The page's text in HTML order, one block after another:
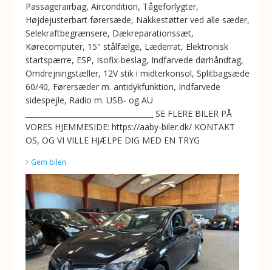
Passagerairbag, Aircondition, Tågeforlygter,
Højdejusterbart førersæde, Nakkestøtter ved alle sæder,
Selekraftbegrænsere, Dækreparationssæt,
Kørecomputer, 15" stålfælge, Læderrat, Elektronisk
startspærre, ESP, Isofix-beslag, Indfarvede dørhåndtag,
Omdrejningstæller, 12V stik i midterkonsol, Splitbagsæde
60/40, Førersæder m. antidykfunktion, Indfarvede
sidespejle, Radio m. USB- og AU
___________________________________ SE FLERE BILER PÅ
VORES HJEMMESIDE: https://aaby-biler.dk/ KONTAKT
OS, OG VI VILLE HJÆLPE DIG MED EN TRYG
Gem bilen